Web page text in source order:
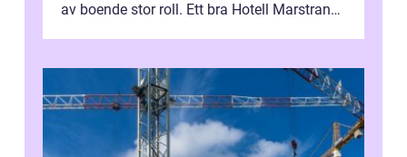
av boende stor roll. Ett bra Hotell Marstrand